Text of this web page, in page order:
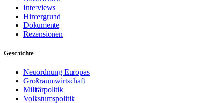
Interviews
Hintergrund
Dokumente
Rezensionen
Geschichte
Neuordnung Europas
Großraumwirtschaft
Militärpolitik
Volkstumspolitik